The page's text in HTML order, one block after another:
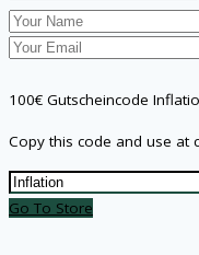
100€ Gutscheincode
Copy this code and use at
Go To Store